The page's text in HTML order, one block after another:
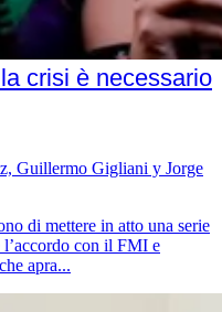
crisi è necessario
Guillermo Gigliani y Jorge
di mettere in atto una serie
con il FMI e
apra...